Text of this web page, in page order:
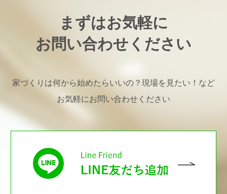
まずはお気軽に
お問い合わせください
家づくりは何から始めたらいいの？現場を見たい！など
お気軽にお問い合わせください